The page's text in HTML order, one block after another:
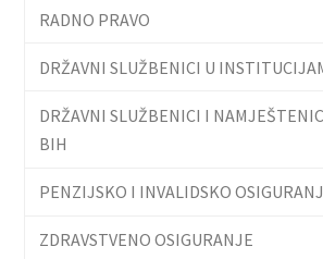
RADNO PRAVO
DRŽAVNI SLUŽBENICI U
DRŽAVNI SLUŽBENICI I
BIH
PENZIJSKO I INVALIDSKO
ZDRAVSTVENO OSIGURANJE